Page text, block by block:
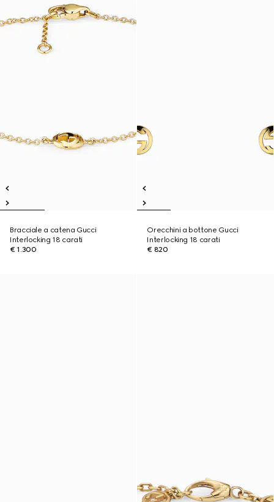
Bracciale a catena Gucci
Interlocking 18 carati
€ 1.300
Orecchini a bottone Gucci
Interlocking 18 carati
€ 820